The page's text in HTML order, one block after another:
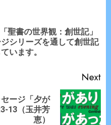
聖書の世界観：創世記」
シリーズを通して創世記
います。
Next
ージ「夕が
13（玉井芳
恵）